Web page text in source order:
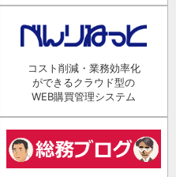
コスト削減・業務効率化
ができるクラウド型の
WEB購買管理システム